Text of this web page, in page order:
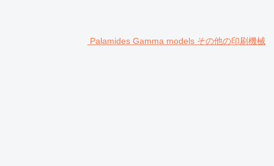
Palamides Gamma models その他の印刷機械